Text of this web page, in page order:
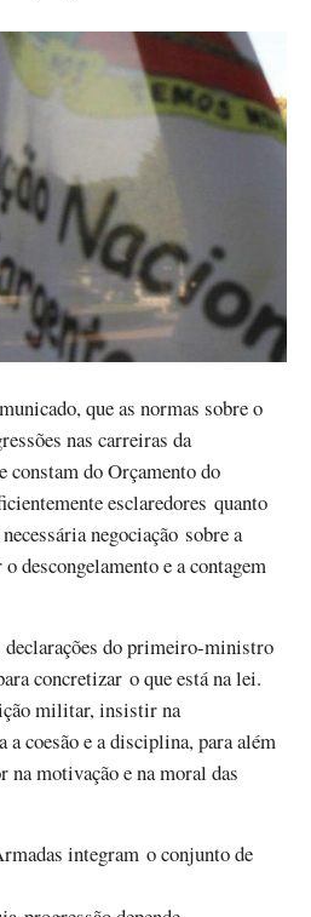
que as normas sobre o
nas carreiras da
constam do Orçamento do
esclaredores quanto
negociação sobre a
descongelamento e a contagem
do primeiro-ministro
concretizar o que está na lei.
militar, insistir na
coesão e a disciplina, para além
na motivação e na moral das
integram o conjunto de